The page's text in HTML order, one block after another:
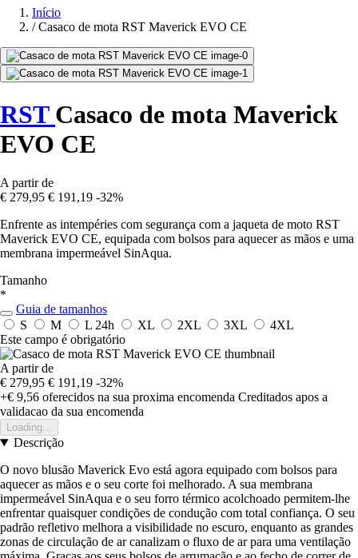
Início
/ Casaco de mota RST Maverick EVO CE
RST Casaco de mota Maverick
EVO CE
A partir de
€ 279,95 € 191,19 -32%
Enfrente as intempéries com segurança com a jaqueta de moto RST
Maverick EVO CE, equipada com bolsos para aquecer as mãos e uma
membrana impermeável SinAqua.
Tamanho
*
Guia de tamanhos
S
M L 24h XL 2XL 3XL
4XL
Este campo é obrigatório
A partir de
€ 279,95 € 191,19 -32%
+€ 9,56 oferecidos na sua proxima encomenda Creditados apos a
validacao da sua encomenda
Loading...
Descrição
O novo blusão Maverick Evo está agora equipado com bolsos para
aquecer as mãos e o seu corte foi melhorado. A sua membrana
impermeável SinAqua e o seu forro térmico acolchoado permitem-lhe
enfrentar quaisquer condições de condução com total confiança. O seu
padrão refletivo melhora a visibilidade no escuro, enquanto as grandes
zonas de circulação de ar canalizam o fluxo de ar para uma ventilação